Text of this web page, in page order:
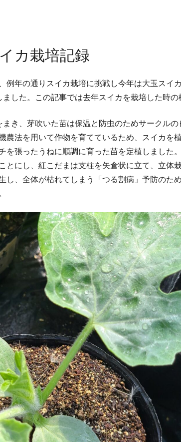
カ栽培記録
例年の通りスイカ栽培に挑戦し今年は大玉スイ
した。この記事では去年スイカを栽培した時の
き、芽吹いた苗は保温と防虫のためサークルの
農法を用いて作物を育てているため、スイカを
を張ったうねに順調に育った苗を定植しました
とにし、紅こだまは支柱を矢倉状に立て、立体
し、全体が枯れてしまう「つる割病」予防のた